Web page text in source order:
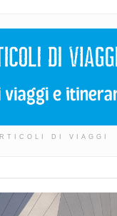
DI VIAGGI